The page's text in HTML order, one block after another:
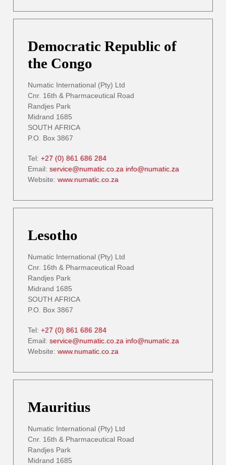
Democratic Republic of
the Congo
Numatic International (Pty) Ltd
Cnr. 16th & Pharmaceutical Road
Randjes Park
Midrand 1685
SOUTH AFRICA
P.O. Box 3867
Tel: +27 (0) 861 686 284
Email: service@numatic.co.za info@numatic.za
Website: www.numatic.co.za
Lesotho
Numatic International (Pty) Ltd
Cnr. 16th & Pharmaceutical Road
Randjes Park
Midrand 1685
SOUTH AFRICA
P.O. Box 3867
Tel: +27 (0) 861 686 284
Email: service@numatic.co.za info@numatic.za
Website: www.numatic.co.za
Mauritius
Numatic International (Pty) Ltd
Cnr. 16th & Pharmaceutical Road
Randjes Park
Midrand 1685